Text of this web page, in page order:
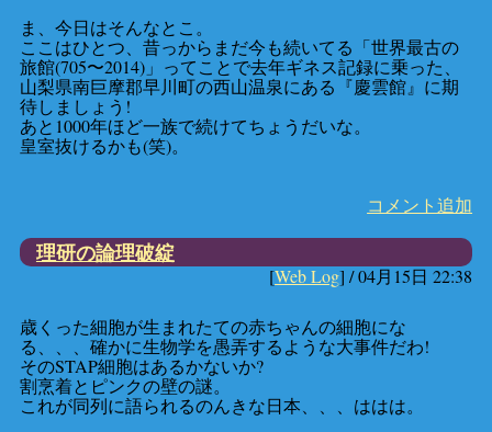
ま、今日はそんなとこ。
ここはひとつ、昔っからまだ今も続いてる「世界最古の
旅館(705〜2014)」ってことで去年ギネス記録に乗った、
山梨県南巨摩郡早川町の西山温泉にある『慶雲館』に期
待しましょう!
あと1000年ほど一族で続けてちょうだいな。
皇室抜けるかも(笑)。
コメント追加
理研の論理破綻
[Web Log] /04月15日 22:38
歳くった細胞が生まれたての赤ちゃんの細胞にな
る、、、確かに生物学を愚弄するような大事件だわ!
そのSTAP細胞はあるかないか?
割烹着とピンクの壁の謎。
これが同列に語られるのんきな日本、、、ははは。